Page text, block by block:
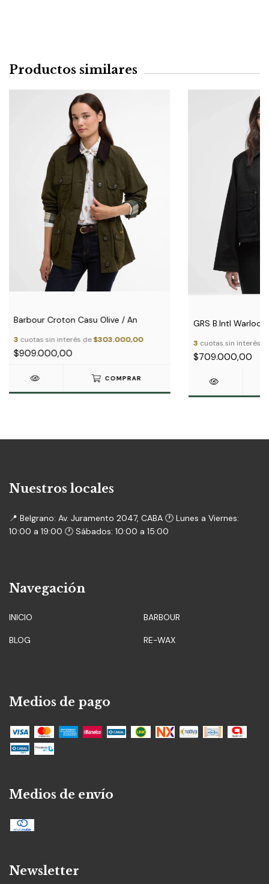
Productos similares
Barbour Croton Casu Olive / An
3 cuotas sin interés de$303.000,00
$909.000,00
COMPRAR
GRS B.Intl Warlock
3 cuotas sin interés
$709.000,00
Nuestros locales
📍 Belgrano: Av. Juramento 2047, CABA 🕐 Lunes a Viernes:
10:00 a 19:00 🕐 Sábados: 10:00 a 15:00
Navegación
INICIO BARBOUR
BLOG RE-WAX
Medios de pago
Medios de envío
Newsletter